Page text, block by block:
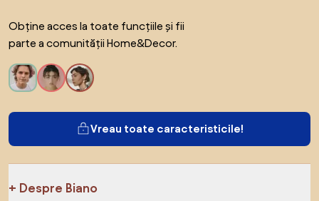
Obține acces la toate funcțiile și fii
parte a comunității Home&Decor.
Vreau toate caracteristicile!
Despre Biano